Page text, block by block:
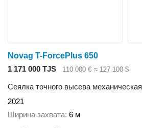
Novag T-ForcePlus 650
1 171 000 TJS
110 000 € ≈ 127 100 $
Сеялка точного высева механическая
2021
Ширина захвата 6 м